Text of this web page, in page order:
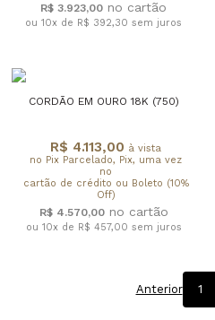
R$ 3.923,00
ou 10x de R$ 392,30 sem juros
CORDÃO EM OURO 18K (750)
R$ 4.113,00 à vista
no Pix Parcelado, Pix, uma vez
no
cartão de crédito ou Boleto (10%
Off)
R$ 4.570,00
ou 10x de R$ 457,00 sem juros
Anterior 1